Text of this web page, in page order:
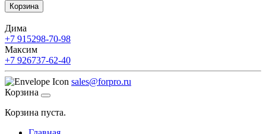
Корзина
Дима
+7 915298-70-98
Максим
+7 926737-62-40
sales@forpro.ru
Корзина
Корзина пуста.